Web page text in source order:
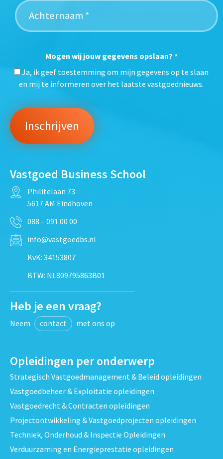
Mogen wij jouw gegevens opslaan? *
Ja, ik geef toestemming om mijn gegevens op te slaan
en mij te informeren over het laatste vastgoednieuws.
Vastgoed Business School
Philitelaan 73
5617 AM Eindhoven
088 – 091 00 00
info@vastgoedbs.nl
KvK: 34153807
BTW: NL809795863B01
Heb je een vraag?
Neem contact met ons op
Opleidingen per onderwerp
Strategisch Vastgoedmanagement & Beleid opleidingen
Vastgoedbeheer & Exploitatie opleidingen
Vastgoedrecht & Contracten opleidingen
Projectontwikkeling & Vastgoedprojecten opleidingen
Techniek, Onderhoud & Inspectie Opleidingen
Verduurzaming en Energieprestatie opleidingen